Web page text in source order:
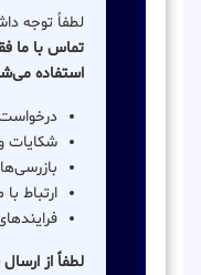
لطفاً توجه
تماس با ما
استفاده
شکایات
ارتباط
لطفاً از